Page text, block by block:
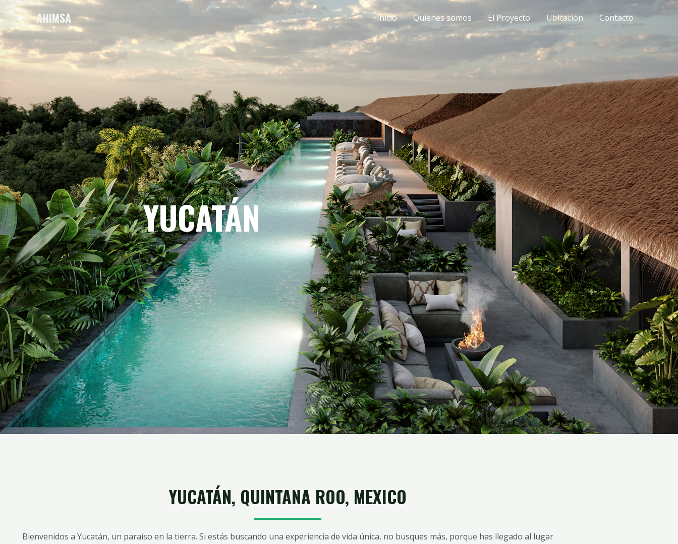
AHIMSA Inicio Quienes somos El Proyecto Ubicación Contacto
YUCATÁN
YUCATÁN, QUINTANA ROO, MEXICO
Bienvenidos a Yucatán, un paraíso en la tierra. Si estás buscando una experiencia de vida única, no busques más, porque has llegado al lugar